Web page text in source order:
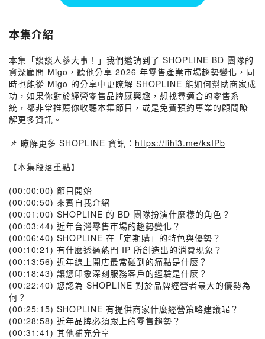
本集介紹
本集「談談人蔘大事！」我們邀請到了 SHOPLINE BD 團隊的
資深顧問 Migo，聽他分享 2026 年零售產業市場趨勢變化，同
時也能從 Migo 的分享中更瞭解 SHOPLINE 能如何幫助商家成
功，如果你對於經營零售品牌感興趣，想找尋適合的零售系
統，都非常推薦你收聽本集節目，或是免費預約專業的顧問瞭
解更多資訊。
📌 瞭解更多 SHOPLINE 資訊： https://lihi3.me/ksIPb
【本集段落重點】
(00:00:00) 節目開始
(00:00:50) 來賓自我介紹
(00:01:00) SHOPLINE 的 BD 團隊扮演什麼樣的角色？
(00:03:44) 近年台灣零售市場的趨勢變化？
(00:06:40) SHOPLINE 在「定期購」的特色與優勢？
(00:10:21) 有什麼透過熱門 IP 所創造出的消費現象？
(00:13:56) 近年線上開店最常碰到的痛點是什麼？
(00:18:43) 讓您印象深刻服務客戶的經驗是什麼？
(00:22:40) 您認為 SHOPLINE 對於品牌經營者最大的優勢為
何？
(00:25:15) SHOPLINE 有提供商家什麼經營策略建議呢？
(00:28:58) 近年品牌必須跟上的零售趨勢？
(00:31:41) 其他補充分享